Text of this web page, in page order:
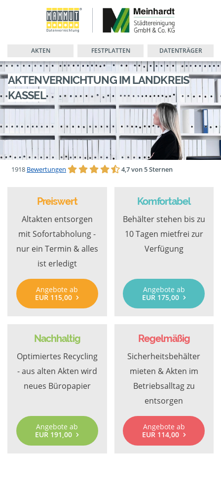
AKTEN FESTPLATTEN DATENTRÄGER
AKTENVERNICHTUNG IM LANDKREIS
KASSEL
1918 Bewertungen 4,7 von 5 Sternen
Preiswert
Altakten entsorgen
mit Sofortabholung -
nur ein Termin & alles
ist erledigt
Angebote ab
EUR 115,00
Komfortabel
Behälter stehen bis zu
10 Tagen mietfrei zur
Verfügung
Angebote ab
EUR 175,00
Nachhaltig
Optimiertes Recycling
- aus alten Akten wird
neues Büropapier
Angebote ab
EUR 191,00
Regelmäßig
Sicherheitsbehälter
mieten & Akten im
Betriebsalltag zu
entsorgen
Angebote ab
EUR 114,00